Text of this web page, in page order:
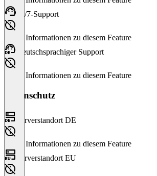
24/7-Support
Keine Informationen zu diesem Feature
Deutschsprachiger Support
Keine Informationen zu diesem Feature
Datenschutz
Serverstandort DE
Keine Informationen zu diesem Feature
Serverstandort EU